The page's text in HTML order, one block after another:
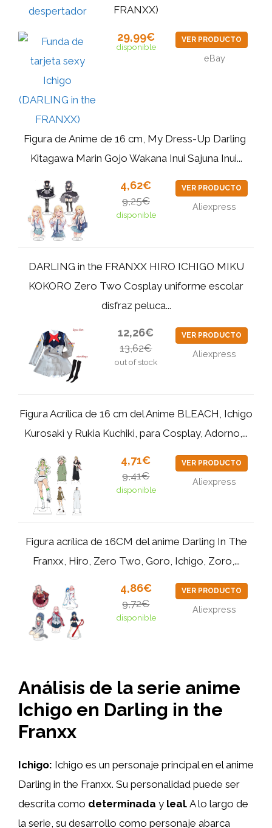
FRANXX)
29,99€
disponible
VER PRODUCTO
eBay
Figura de Anime de 16 cm, My Dress-Up Darling ‌
Kitagawa Marin Gojo Wakana Inui Sajuna Inui...
4,62€
9,25€
disponible
VER PRODUCTO
Aliexpress
DARLING in the FRANXX HIRO ICHIGO MIKU
KOKORO Zero Two Cosplay uniforme escolar
disfraz peluca...
12,26€
13,62€
out of stock
VER PRODUCTO
Aliexpress
Figura Acrílica de 16 cm del Anime BLEACH, Ichigo
Kurosaki y Rukia Kuchiki, para Cosplay, Adorno,...
4,71€
9,41€
disponible
VER PRODUCTO
Aliexpress
Figura acrílica de 16CM del anime Darling In The
Franxx, Hiro, Zero Two, Goro, Ichigo, Zoro,...
4,86€
9,72€
disponible
VER PRODUCTO
Aliexpress
Análisis de la serie anime
Ichigo en Darling in the
Franxx
Ichigo: Ichigo es un personaje principal en el anime
Darling in the Franxx. Su personalidad puede ser
descrita como determinada y leal. A lo largo de
la serie, su desarrollo como personaje abarca